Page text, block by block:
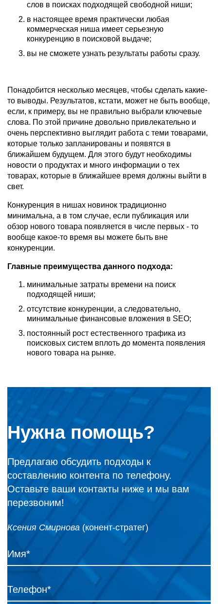
слов в поисках подходящей свободной ниши;
в настоящее время практически любая
коммерческая ниша имеет серьезную
конкуренцию в поисковой выдаче;
вы не сможете узнать результаты работы сразу.
Понадобится несколько месяцев, чтобы сделать какие-
то выводы. Результатов, кстати, может не быть вообще,
если, к примеру, вы не правильно выбрали ключевые
слова. По этой причине довольно привлекательно и
очень перспективно выглядит работа с теми товарами,
которые только запланированы и появятся в
ближайшем будущем. Для этого будут необходимы
новости о продуктах и много информации о тех
товарах, которые в ближайшее время должны выйти в
свет.
Конкуренция в нишах новинок традиционно
минимальна, а в том случае, если публикация или
обзор нового товара появляется в числе первых - то
вообще какое-то время вы можете быть вне
конкуренции.
Главные преимущества данного подхода:
минимальные затраты времени на поиск
подходящей ниши;
отсутствие конкуренции, а следовательно,
минимальные финансовые вложения в SEO;
постоянный рост естественного трафика из
поисковых систем вплоть до момента появления
нового товара на рынке.
Нужна помощь?
Предлагаю обсудить подходы к
составлению контента по телефону.
Оставьте ваши контакты ниже и мы вам
перезвоним!
Ксения Смирнова (конент-стратег)